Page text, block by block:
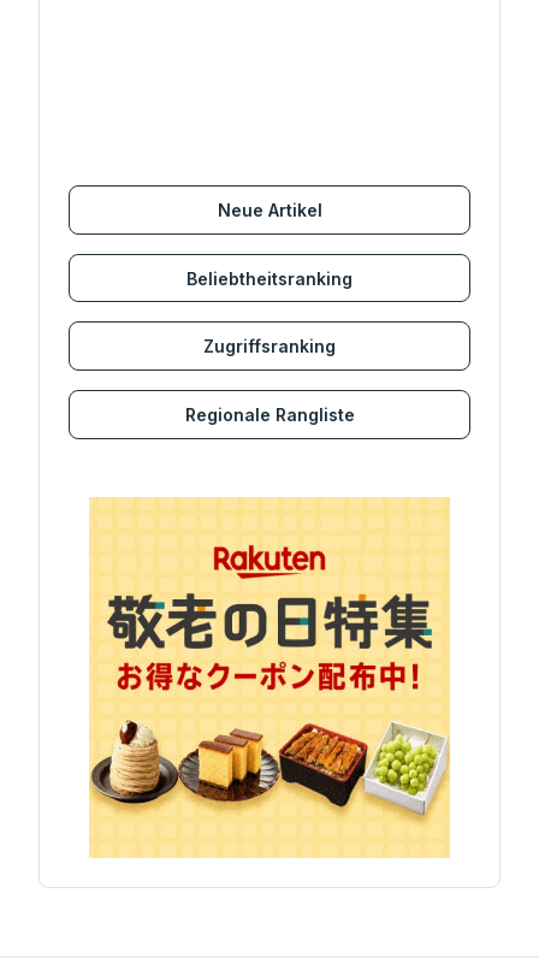
Neue Artikel
Beliebtheitsranking
Zugriffsranking
Regionale Rangliste